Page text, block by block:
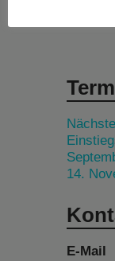
14.
E-Mail